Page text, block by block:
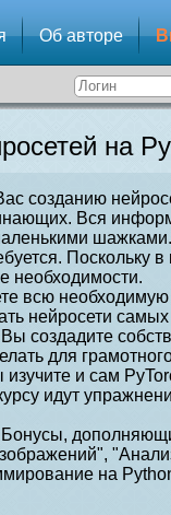
Об авторе
на
созданию
Вся
Поскольку
необходимости.
всю
нейросети
Вы создадите
для
и сам
идут
на